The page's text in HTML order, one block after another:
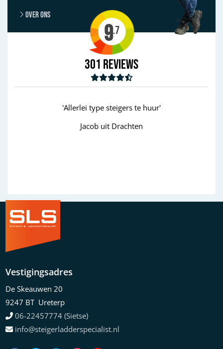
Over ons
9.7
301 Reviews
'goed'
Wim uit Aalten
Vestigingsadres
De Skeauwen 20
9247 BT Ureterp
06-22457774 (Sietse)
info@steigerladderspecialist.nl